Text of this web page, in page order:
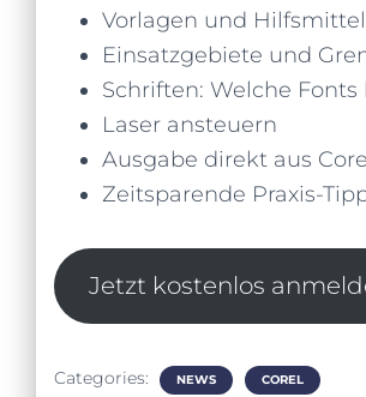
Vorlagen und
Einsatzgebiete und
Schriften: Welche
Laser ansteuern
Ausgabe direkt aus
Zeitsparende Praxis-
Jetzt kostenlos
Categories: NEWS COREL